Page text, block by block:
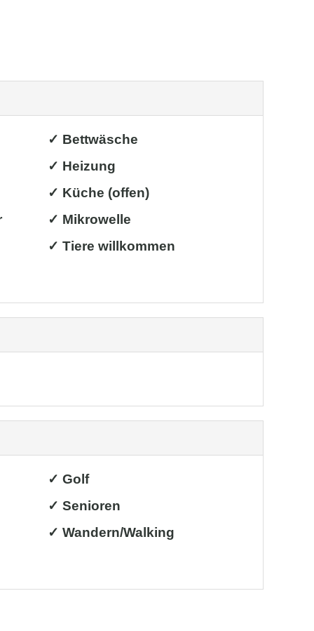
✓ Bettwäsche
✓ Heizung
✓ Küche (offen)
✓ Mikrowelle
✓ Tiere willkommen
✓ Golf
✓ Senioren
✓ Wandern/Walking